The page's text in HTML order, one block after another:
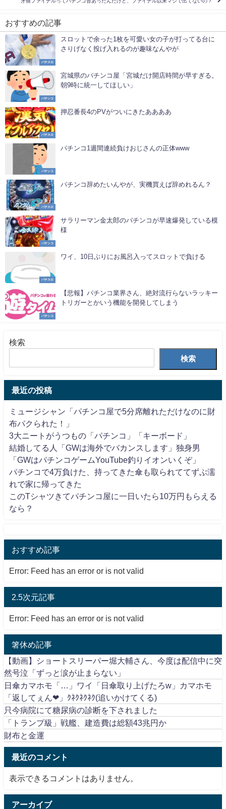
おすすめの記事
パチスロ
スロットで余った1枚を可愛い女の子が打ってる台に
さりげなく投げ入れるのが趣味なんやが
パチンコ
宮城県のパチンコ屋「宮城だけ開店時間が早すぎる。
朝9時に統一してほしい」
パチスロ
押忍番長4のPVがついにきたああああ
パチンコ
パチンコ1週間連続負けおじさんの正体www
パチスロ
パチンコ辞めたいんやが、実機買えば辞めれるん？
パチンコ
サラリーマン金太郎のパチンコが早速爆発している模
様
パチスロ
ワイ、10日ぶりにお風呂入ってスロットで負ける
パチンコ
【悲報】パチンコ業界さん、絶対流行らないラッキー
トリガーとかいう機能を開発してしまう
検索
検索
最近の投稿
ミュージシャン「パチンコ屋で5分席離れただけなのに財
布パクられた！」
3大ニートがうつもの「パチンコ」「キーボード」
結婚してる人「GWは海外でバカンスします」独身男
「GWはパチンコゲームYouTube釣りイオンいくぞ」
パチンコで4万負けた、持ってきた傘も取られててずぶ濡
れで家に帰ってきた
このTシャツきてパチンコ屋に一日いたら10万円もらえる
なら？
おすすめ記事
Error: Feed has an error or is not valid
2.5次元記事
Error: Feed has an error or is not valid
箸休め記事
【動画】ショートスリーパー堀大輔さん、今度は配信中に突
然号泣「ずっと涙が止まらない」
日傘カマホモ「…」ワイ「日傘取り上げたろw」カマホモ
「返してぇん❤」ｸﾈｸﾈｸﾈｸ(追いかけてくる)
只今病院にて糖尿病の診断を下されました
「トランプ級」戦艦、建造費は総額43兆円か
財布と金運
最近のコメント
表示できるコメントはありません。
アーカイブ